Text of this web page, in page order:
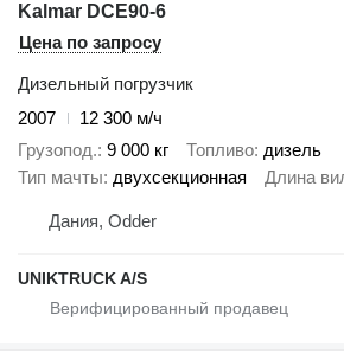
Kalmar DCE90-6
Цена по запросу
Дизельный погрузчик
2007
12 300 м/ч
Грузопод. 9 000 кг Топливо дизель
Тип мачты двухсекционная Длина
Дания, Odder
UNIKTRUCK A/S